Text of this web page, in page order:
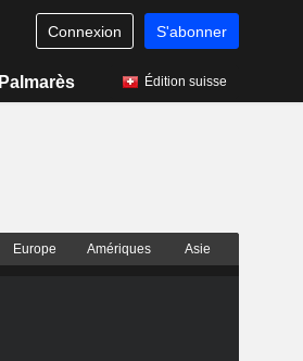
Connexion S'abonner
Palmarès Édition suisse
Europe Amériques Asie